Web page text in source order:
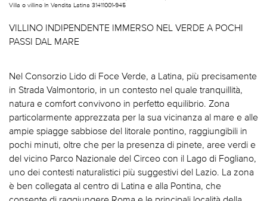
Villa o villino In Vendita Latina 31411001-945
VILLINO INDIPENDENTE IMMERSO NEL VERDE A POCHI
PASSI DAL MARE
Nel Consorzio Lido di Foce Verde, a Latina, più precisamente
in Strada Valmontorio, in un contesto nel quale tranquillità,
natura e comfort convivono in perfetto equilibrio. Zona
particolarmente apprezzata per la sua vicinanza al mare e alle
ampie spiagge sabbiose del litorale pontino, raggiungibili in
pochi minuti, oltre che per la presenza di pinete, aree verdi e
del vicino Parco Nazionale del Circeo con il Lago di Fogliano,
uno dei contesti naturalistici più suggestivi del Lazio. La zona
è ben collegata al centro di Latina e alla Pontina, che